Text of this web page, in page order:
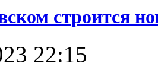
строится
22:15